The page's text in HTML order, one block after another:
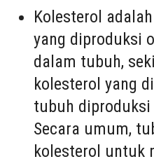
Kolesterol
yang diproduksi
dalam tubuh,
kolesterol yang
tubuh
Secara umum,
kolesterol untuk